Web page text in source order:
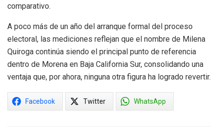
comparativo.
A poco más de un año del arranque formal del proceso
electoral, las mediciones reflejan que el nombre de Milena
Quiroga continúa siendo el principal punto de referencia
dentro de Morena en Baja California Sur, consolidando una
ventaja que, por ahora, ninguna otra figura ha logrado revertir.
Facebook Twitter WhatsApp